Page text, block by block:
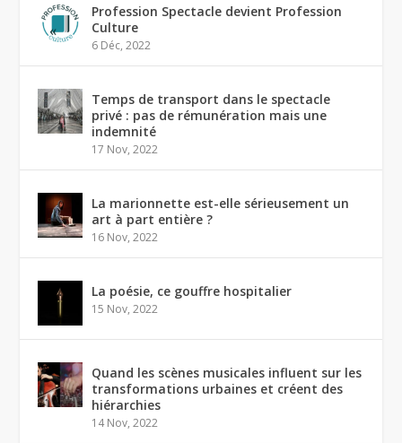
Profession Spectacle devient Profession
Culture
6 Déc, 2022
Temps de transport dans le spectacle
privé : pas de rémunération mais une
indemnité
17 Nov, 2022
La marionnette est-elle sérieusement un
art à part entière ?
16 Nov, 2022
La poésie, ce gouffre hospitalier
15 Nov, 2022
Quand les scènes musicales influent sur les
transformations urbaines et créent des
hiérarchies
14 Nov, 2022